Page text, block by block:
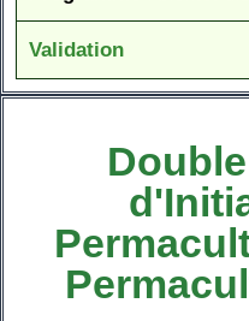
Validation